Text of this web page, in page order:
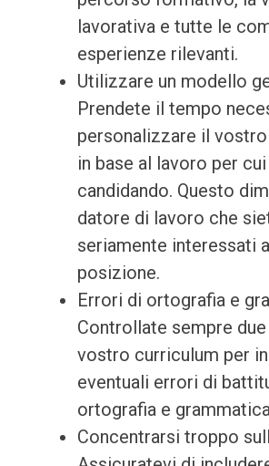
lavorativa e tutte le
esperienze rilevanti.
Utilizzare un modello
Prendete il tempo
personalizzare il
in base al lavoro per
candidando. Questo
datore di lavoro che
seriamente interessati
posizione.
Errori di ortografia e
Controllate sempre
vostro curriculum per
eventuali errori di
ortografia e
Concentrarsi troppo